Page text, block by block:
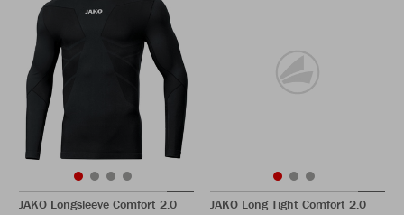
JAKO Longsleeve Comfort 2.0
JAKO Long Tight Comfort 2.0